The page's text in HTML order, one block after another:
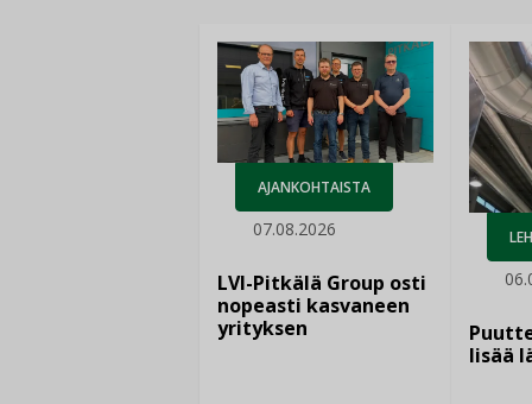
AJANKOHTAISTA
07.08.2026
LVI-Pitkälä Group osti
nopeasti kasvaneen
yrityksen
lisää